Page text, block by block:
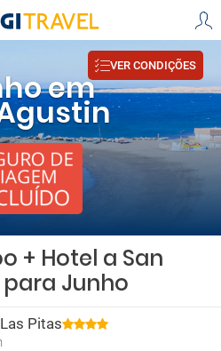
em
VER CONDIÇÕES
+ Hotel a San
Junho
Pitas